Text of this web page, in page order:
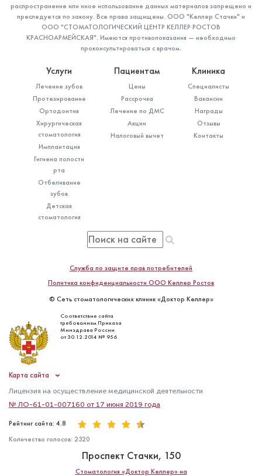
Пирогова Маргарита
Владимировна
Стоматолог-терапевт
Специальность: детская стоматология,
терапия
Стаж работы: 7 лет
Боровкова Анастасия
Александровна
Специальность: терапия
Стаж работы: 3 года
распространение или иное использование данных материалов запрещено и
преследуется по закону. Все права защищены. ООО "Келлер Стачки" и
ООО "СТОМАТОЛОГИЧЕСКИЙ ЦЕНТР КЕЛЛЕР РОСТОВ
КРАСНОАРМЕЙСКАЯ". Имеются противопоказания — необходимо
проконсультироваться с врачом.
Услуги
Лечение зубов
Протезирование
Ортодонтия
Хирургическая
стоматология
Имплантация
Гигиена полости
рта
Отбеливание
зубов
Детская
стоматология
Пациентам
Цены
Рассрочка
Лечение по ДМС
Акции
Налоговый вычет
Клиника
Специалисты
Вакансии
Награды
Отзывы
Контакты
Служба по защите прав потребителей
Политика конфиденциальности ООО Келлер Ростов
© Сеть стоматологических клиник «Доктор Келлер»
Соответствие сайта
требованиям Приказа
Минздрава России
от 30.12.2014 № 956
Карта сайта
Лицензия на осуществление медицинской деятельности
№ ЛО-61-01-007160 от 17 июня 2019 года
Рейтинг сайта: 4.8
Количество голосов: 2320
Проспект Стачки, 150
Стоматология «Доктор Келлер» на